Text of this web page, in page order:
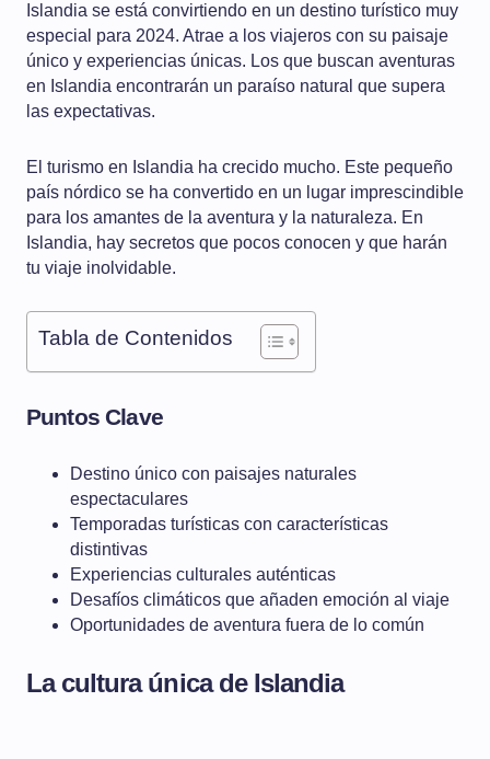
Islandia se está convirtiendo en un destino turístico muy
especial para 2024. Atrae a los viajeros con su paisaje
único y experiencias únicas. Los que buscan aventuras
en Islandia encontrarán un paraíso natural que supera
las expectativas.
El turismo en Islandia ha crecido mucho. Este pequeño
país nórdico se ha convertido en un lugar imprescindible
para los amantes de la aventura y la naturaleza. En
Islandia, hay secretos que pocos conocen y que harán
tu viaje inolvidable.
Tabla de Contenidos
Puntos Clave
Destino único con paisajes naturales
espectaculares
Temporadas turísticas con características
distintivas
Experiencias culturales auténticas
Desafíos climáticos que añaden emoción al viaje
Oportunidades de aventura fuera de lo común
La cultura única de Islandia